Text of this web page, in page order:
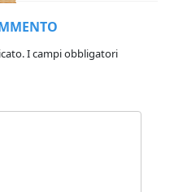
I campi obbligatori